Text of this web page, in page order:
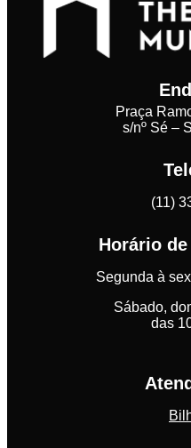
Praça
s/nº Sé –
(11)
Horário
Segunda à
Sábado,
das